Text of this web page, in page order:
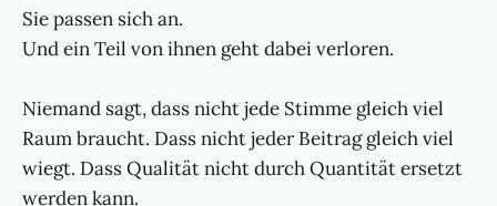
Sie passen sich an.
Und ein Teil von ihnen geht dabei verloren.
Niemand sagt, dass nicht jede Stimme gleich viel
Raum braucht. Dass nicht jeder Beitrag gleich viel
wiegt. Dass Qualität nicht durch Quantität ersetzt
werden kann.